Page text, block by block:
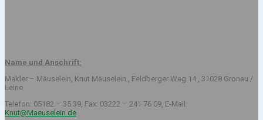
Name und Anschrift:
Makler – Mäuselein, Knut Mäuselein , Feldberger Weg 14 , 31028 Gronau /
Leine
Telefon: 05182 – 35 39, Fax: 03222 – 241 76 09, E-Mail:
Knut@Maeuselein.de